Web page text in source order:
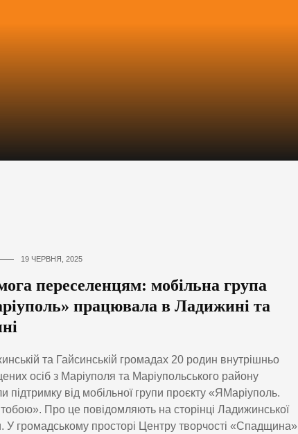
19 ЧЕРВНЯ, 2025
переселенцям: мобільна група
працювала в Ладижині та
та Гайсинській громадах 20 родин внутрішньо
осіб з Маріуполя та Маріупольського району
підтримку від мобільної групи проєкту «ЯМаріуполь.
Про це повідомляють на сторінці Ладижинської
У громадському просторі Центру творчості «Спадщина»